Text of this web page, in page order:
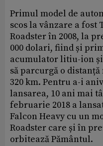
Primul model de
scos la vânzare a fost
Roadster în 2008, la
000 dolari, fiind și
acumulator litiu-ion
să parcurgă o
320 km. Pentru a-i
lansarea, 10 ani mai
februarie 2018 a
Falcon Heavy cu un
Roadster care și în
orbitează Pământul.